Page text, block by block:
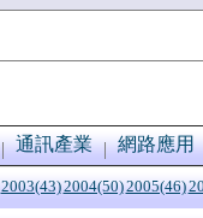
通訊產業 網路應用
2003(43)2004(50)2005(46)